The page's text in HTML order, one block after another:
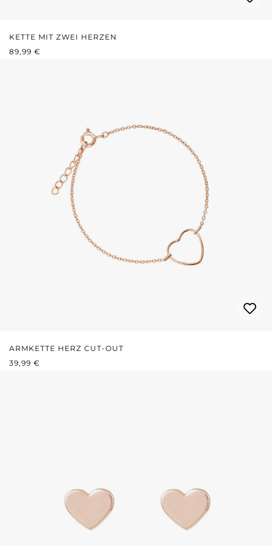
KETTE MIT ZWEI HERZEN
REGULÄRER PREIS:
89,99 €
ARMKETTE HERZ CUT-OUT
REGULÄRER PREIS:
39,99 €